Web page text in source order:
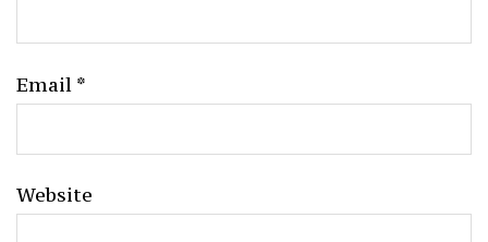
Email *
Website